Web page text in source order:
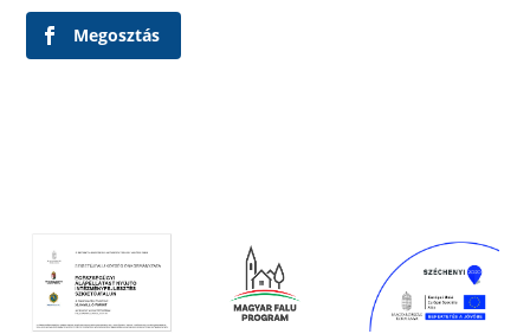
Megosztás